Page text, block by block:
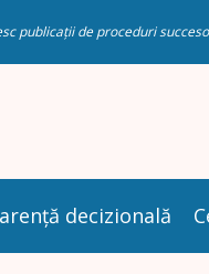
publicații de proceduri
decizională